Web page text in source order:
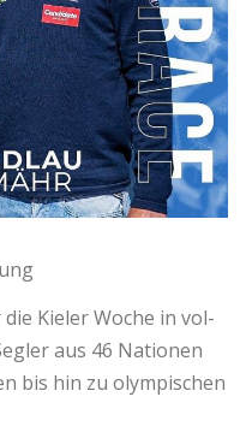
Kieler Woche in vol­
aus 46 Na­tio­nen
bis hin zu olym­pi­schen